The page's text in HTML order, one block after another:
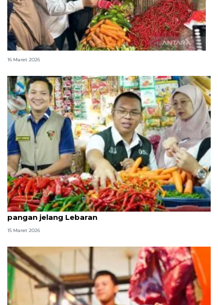
Mendag: Harga bahan pokok stabil jelang Lebaran
16 Maret 2026
Bapanas perkuat intervensi jaga stabilitas harga
pangan jelang Lebaran
15 Maret 2026